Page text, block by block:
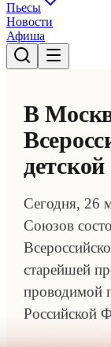
Пьесы
Новости
Афиша
В
Сегодня, 26
Союзов
старейшей
проводимой
Российской